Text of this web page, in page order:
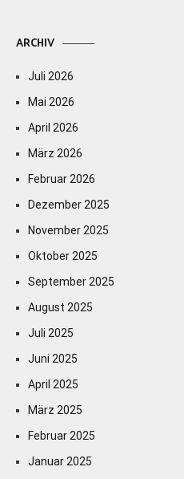
ARCHIV
Juli 2026
Mai 2026
April 2026
März 2026
Februar 2026
Dezember 2025
November 2025
Oktober 2025
September 2025
August 2025
Juli 2025
Juni 2025
April 2025
März 2025
Februar 2025
Januar 2025